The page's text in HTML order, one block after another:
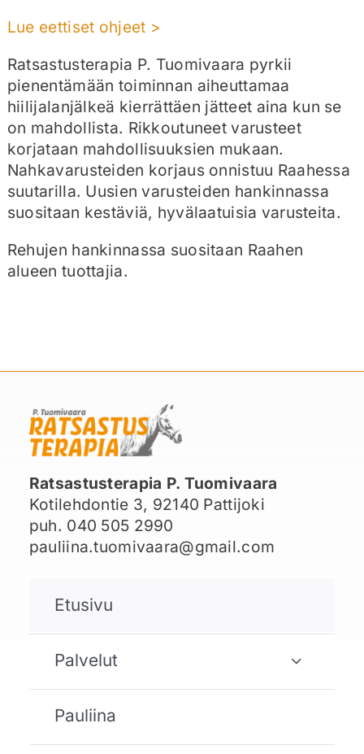
Lue eettiset ohjeet >
Ratsastusterapia P. Tuomivaara pyrkii
pienentämään toiminnan aiheuttamaa
hiilijalanjälkeä kierrättäen jätteet aina kun se
on mahdollista. Rikkoutuneet varusteet
korjataan mahdollisuuksien mukaan.
Nahkavarusteiden korjaus onnistuu Raahessa
suutarilla. Uusien varusteiden hankinnassa
suositaan kestäviä, hyvälaatuisia varusteita.
Rehujen hankinnassa suositaan Raahen
alueen tuottajia.
Ratsastusterapia P. Tuomivaara
Kotilehdontie 3, 92140 Pattijoki
puh. 040 505 2990
pauliina.tuomivaara@gmail.com
Etusivu
Palvelut
Pauliina